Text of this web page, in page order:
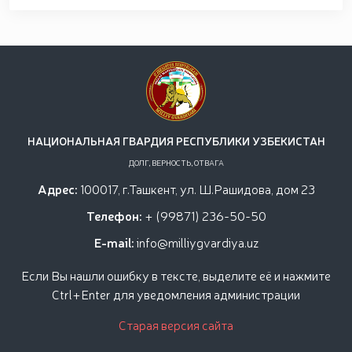
гвардии / / С учащимися "Темурбеклар мактаби"
Национальной гвардии проведено показательное
занятие на тему «Использование беспилотных
летательных аппаратов и их технические
характеристики» / / В Ташкентском Региональном
учебном центре Национальной гвардии прошел
республиканский научно-практический семинар на
тему «Перспективы применения беспилотных
летательных аппаратов в системе охраны
объектов» / / Общественный порядок и
молитв в священный месяц Рамазан / /
НАЦИОНАЛЬНАЯ ГВАРДИЯ РЕСПУБЛИКИ УЗБЕКИСТАН
ДОЛГ, ВЕРНОСТЬ, ОТВАГА
Адрес: 100017, г.Ташкент, ул. Ш.Рашидова, дом 23
Телефон: + (99871) 236-50-50
E-mail:info@milliygvardiya.uz
Если Вы нашли ошибку в тексте, выделите её и нажмите
Ctrl+Enter для уведомления администрации
Старая версия сайта